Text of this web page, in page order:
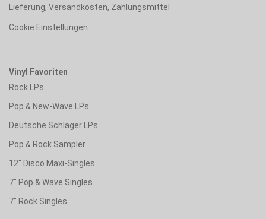
Lieferung, Versandkosten, Zahlungsmittel
Cookie Einstellungen
Vinyl Favoriten
Rock LPs
Pop & New-Wave LPs
Deutsche Schlager LPs
Pop & Rock Sampler
12" Disco Maxi-Singles
7" Pop & Wave Singles
7" Rock Singles